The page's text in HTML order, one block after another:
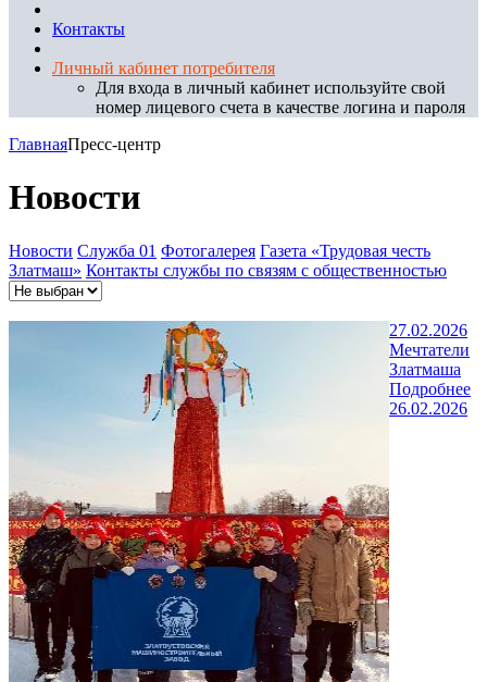
Контакты
Личный кабинет потребителя
Для входа в личный кабинет используйте свой
номер лицевого счета в качестве логина и пароля
ГлавнаяПресс-центр
Новости
Новости Служба 01 Фотогалерея Газета «Трудовая честь
Златмаш» Контакты службы по связям с общественностью
27.02.2026
Мечтатели
Златмаша
Подробнее
26.02.2026